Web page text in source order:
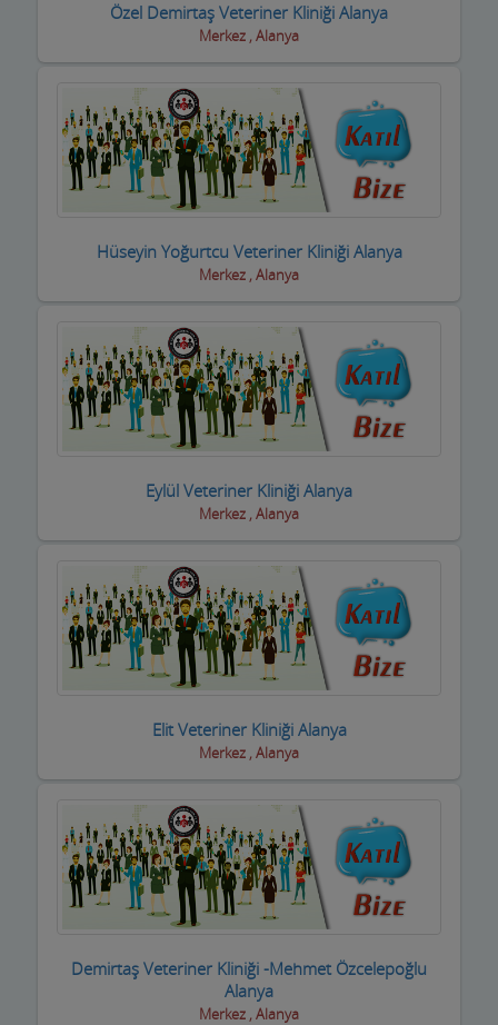
Hamamlar / Spa ve Masaj salonları
Hastane ve Sağlık Kuruluşları
Havuz ve Kimyasalları
Hediyelik Eşya Firmaları
Hırdavatçılar ve Nalburiye
Hububatçılar
Hurdacılar
iç Giyim ve Mayo
ilaçlama Firmaları
inşaat Malzemeleri
inşaat ve yapı ustaları
internet Cafeler ve Oyun salonları
ithalat ihracat Firmaları
izolasyon Firmaları
Jeneratör Sistemleri
Kahvehane Kıraathane Nargile Cafe
Kargo ve Nakliye Şirketleri
Özel Demirtaş Veteriner Kliniği Alanya
Merkez , Alanya
Hüseyin Yoğurtcu Veteriner Kliniği Alanya
Merkez , Alanya
Eylül Veteriner Kliniği Alanya
Merkez , Alanya
Elit Veteriner Kliniği Alanya
Merkez , Alanya
Demirtaş Veteriner Kliniği -Mehmet Özcelepoğlu
Alanya
Merkez , Alanya